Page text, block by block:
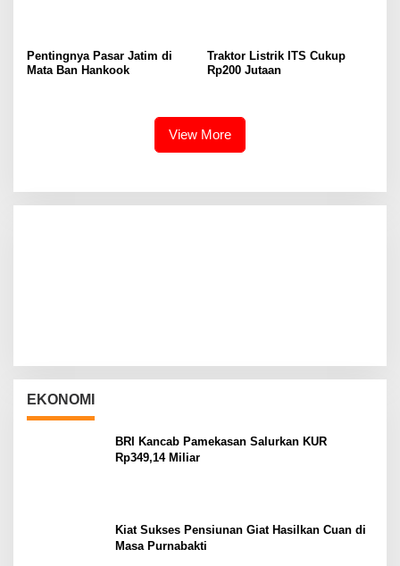
Pentingnya Pasar Jatim di
Mata Ban Hankook
Traktor Listrik ITS Cukup
Rp200 Jutaan
View More
EKONOMI
BRI Kancab Pamekasan Salurkan KUR
Rp349,14 Miliar
Kiat Sukses Pensiunan Giat Hasilkan Cuan di
Masa Purnabakti